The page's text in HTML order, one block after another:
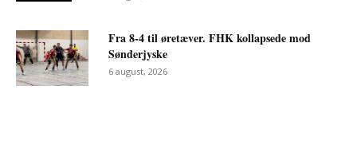
Fra 8-4 til øretæver. FHK kollapsede mod
Sønderjyske
6 august, 2026